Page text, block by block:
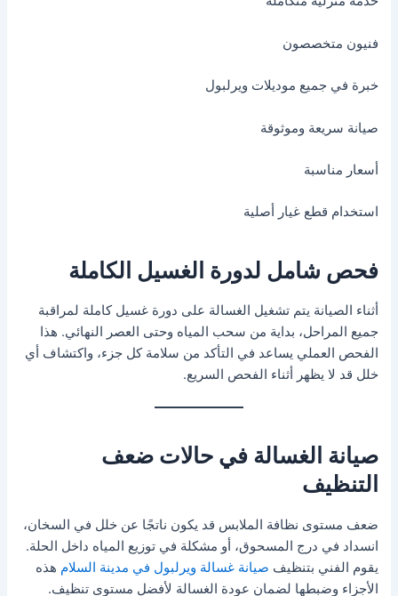
فنيون متخصصون
خبرة في جميع موديلات ويرلبول
صيانة سريعة وموثوقة
أسعار مناسبة
استخدام قطع غيار أصلية
فحص شامل لدورة الغسيل الكاملة
أثناء الصيانة يتم تشغيل الغسالة على دورة غسيل كاملة لمراقبة
جميع المراحل، بداية من سحب المياه وحتى العصر النهائي. هذا
الفحص العملي يساعد في التأكد من سلامة كل جزء، واكتشاف أي
خلل قد لا يظهر أثناء الفحص السريع.
صيانة الغسالة في حالات ضعف
التنظيف
ضعف مستوى نظافة الملابس قد يكون ناتجًا عن خلل في السخان،
انسداد في درج المسحوق، أو مشكلة في توزيع المياه داخل الحلة.
يقوم الفني بتنظيف صيانة غسالة ويرلبول في مدينة السلام هذه
الأجزاء وضبطها لضمان عودة الغسالة لأفضل مستوى تنظيف.